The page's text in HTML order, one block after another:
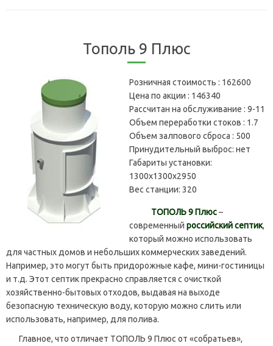
Тополь 9 Плюс
Розничная стоимость : 162600
Цена по акции : 146340
Рассчитан на обслуживание : 9-11
Объем переработки стоков : 1.7
Объем залпового сброса : 500
Принудительный выброс: нет
Габариты установки:
1300х1300х2950
Вес станции: 320
ТОПОЛЬ 9 Плюс–
современный российский септик,
который можно использовать
для частных домов и небольших коммерческих заведений.
Например, это могут быть придорожные кафе, мини-гостиницы
и т.д. Этот септик прекрасно справляется с очисткой
хозяйственно-бытовых отходов, выдавая на выходе
безопасную техническую воду, которую можно слить или
использовать, например, для полива.
Главное, что отличает ТОПОЛЬ 9 Плюс от «собратьев»,